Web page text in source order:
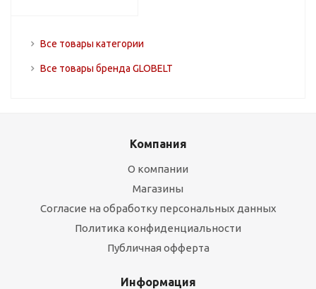
Все товары категории
Все товары бренда GLOBELT
Компания
О компании
Магазины
Согласие на обработку персональных данных
Политика конфиденциальности
Публичная офферта
Информация